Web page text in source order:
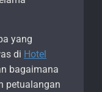
yang
di Hotel
bagaimana
petualangan